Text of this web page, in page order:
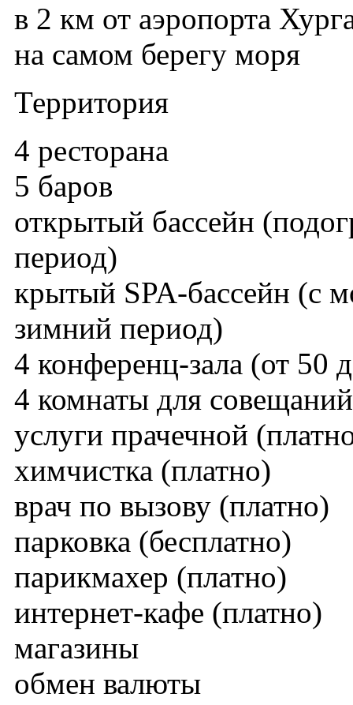
в 2 км от аэропорта
на самом берегу моря
Территория
4 ресторана
5 баров
открытый бассейн
период)
крытый SPA-бассейн (с
зимний период)
4 конференц-зала (от 50
4 комнаты для
услуги прачечной
химчистка (платно)
врач по вызову (платно)
парковка (бесплатно)
парикмахер (платно)
интернет-кафе (платно)
магазины
обмен валюты